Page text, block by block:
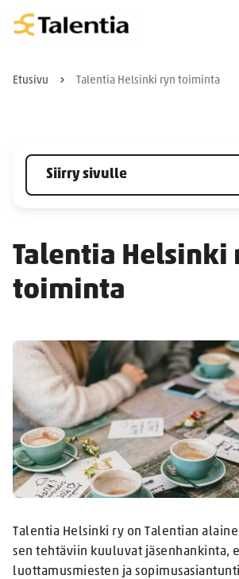
Etusivu Talentia Helsinki ryn toiminta
Siirry sivulle
Talentia Helsinki
toiminta
Talentia Helsinki ry on Talentian
sen tehtäviin kuuluvat jäsenhankinta,
luottamusmiesten ja